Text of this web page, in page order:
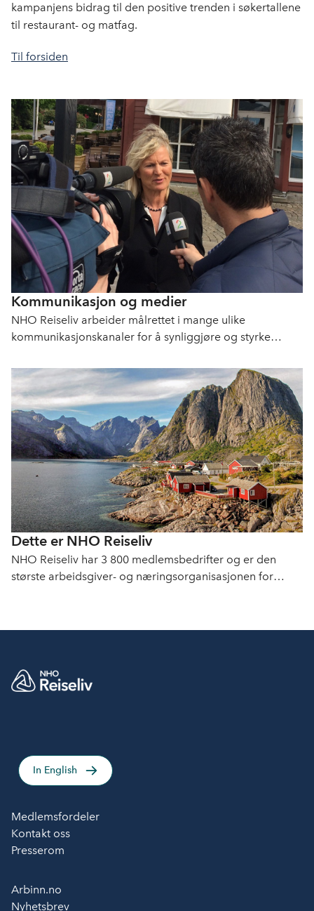
kampanjens bidrag til den positive trenden i søkertallene
til restaurant- og matfag.
Til forsiden
Kommunikasjon og medier
NHO Reiseliv arbeider målrettet i mange ulike
kommunikasjonskanaler for å synliggjøre og styrke
Dette er NHO Reiseliv
NHO Reiseliv har 3 800 medlemsbedrifter og er den
største arbeidsgiver- og næringsorganisasjonen for
In English
Medlemsfordeler
Kontakt oss
Presserom
Arbinn.no
Nyhetsbrev